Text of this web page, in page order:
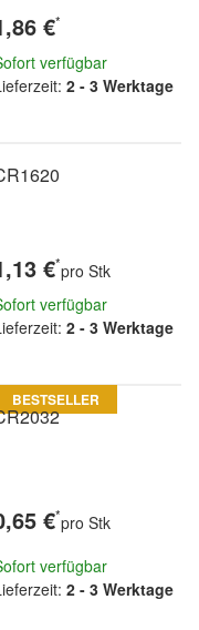
€*
verfügbar
2 - 3 Werktage
€*pro Stk
verfügbar
2 - 3 Werktage
BESTSELLER
€*pro Stk
verfügbar
2 - 3 Werktage